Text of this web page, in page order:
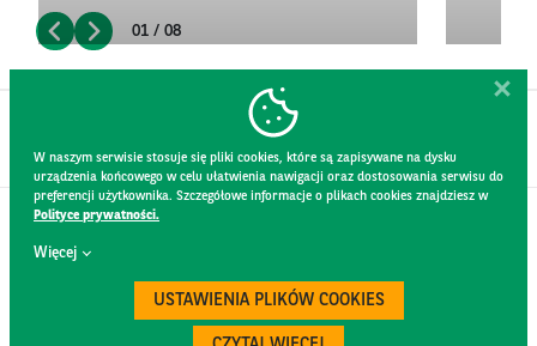
01 / 08
W naszym serwisie stosuje się pliki cookies, które są zapisywane na dysku
urządzenia końcowego w celu ułatwienia nawigacji oraz dostosowania serwisu do
preferencji użytkownika. Szczegółowe informacje o plikach cookies znajdziesz w
Polityce prywatności.
Więcej
USTAWIENIA PLIKÓW COOKIES
KONTAKT
REGULAMIN STRONY
POLITYKA PRYWATNOŚCI